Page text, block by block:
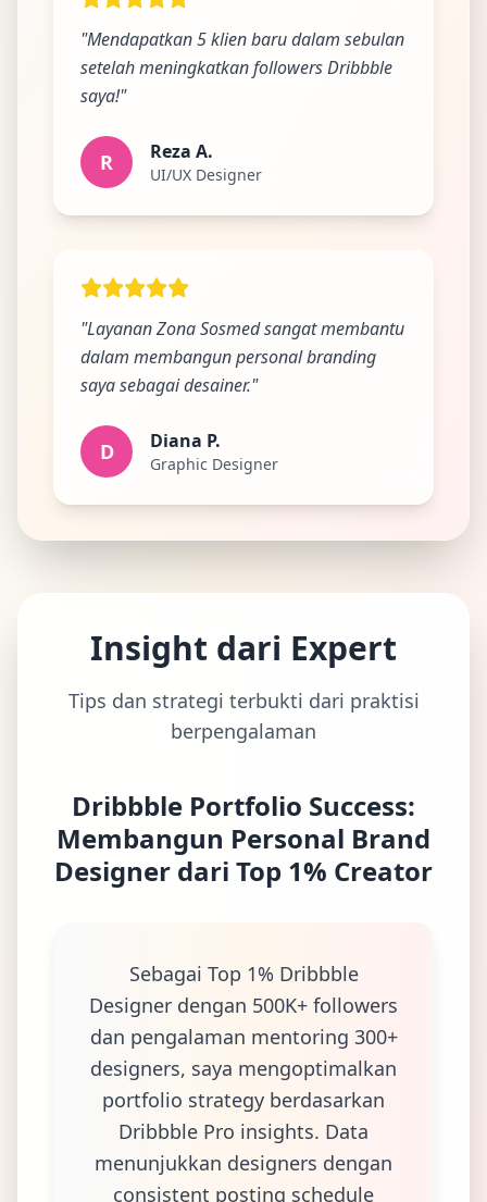
"Mendapatkan 5 klien baru dalam sebulan
setelah meningkatkan followers Dribbble
saya!"
R Reza A.
UI/UX Designer
"Layanan Zona Sosmed sangat membantu
dalam membangun personal branding
saya sebagai desainer."
D Diana P.
Graphic Designer
Insight dari Expert
Tips dan strategi terbukti dari praktisi
berpengalaman
Dribbble Portfolio Success:
Membangun Personal Brand
Designer dari Top 1% Creator
Sebagai Top 1% Dribbble
Designer dengan 500K+ followers
dan pengalaman mentoring 300+
designers, saya mengoptimalkan
portfolio strategy berdasarkan
Dribbble Pro insights. Data
menunjukkan designers dengan
consistent posting schedule
Ada Website Baru!
Khusus untuk kamu yang mau coba
Punya website SMM baru nih! Coba BulkFame
Coba BulkFame
Lain kali saja